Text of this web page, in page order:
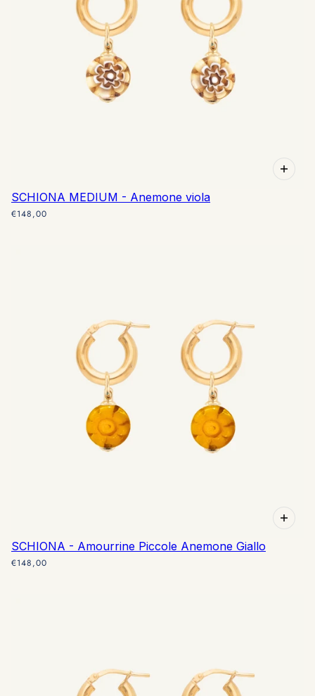
SCHIONA MEDIUM - Anemone viola
€148,00
SCHIONA - Amourrine Piccole Anemone Giallo
€148,00